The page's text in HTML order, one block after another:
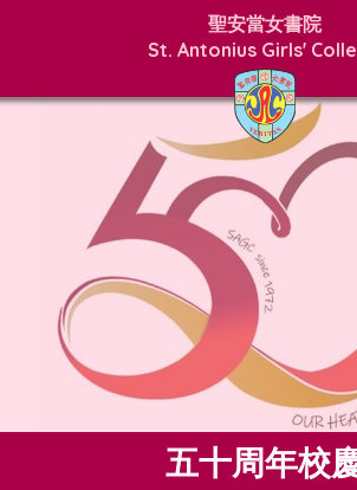
聖安當女書院
St. Antonius Girls'
五十周年校